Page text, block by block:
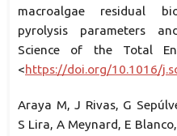
macroalgae residual
pyrolysis parameters
Science of the Total
<https://doi.org/10.1016/
Araya M, J Rivas, G
S Lira, A Meynard, E